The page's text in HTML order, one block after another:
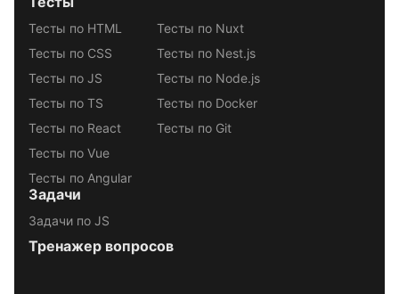
Тесты по HTML
Тесты по CSS
Тесты по JS
Тесты по TS
Тесты по React
Тесты по Vue
Тесты по Angular
Тесты по Nuxt
Тесты по Nest.js
Тесты по Node.js
Тесты по Docker
Тесты по Git
Задачи
Задачи по JS
Тренажер вопросов